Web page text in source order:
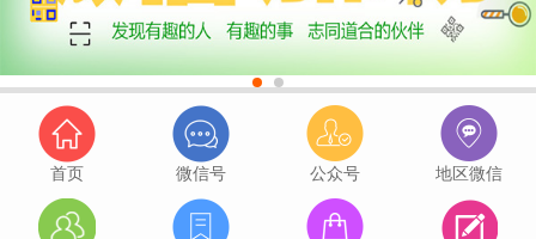
首页 微信号 公众号 地区微信